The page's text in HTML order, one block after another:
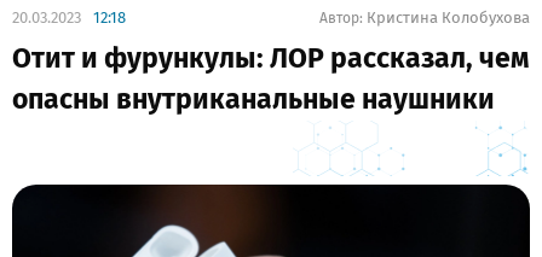
20.03.2023 12:18 Автор: Кристина Колобухова
Отит и фурункулы: ЛОР рассказал, чем
опасны внутриканальные наушники